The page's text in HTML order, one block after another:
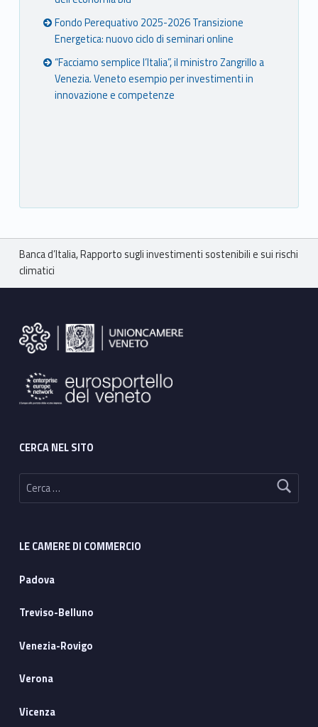
Fondo Perequativo 2025-2026 Transizione
Energetica: nuovo ciclo di seminari online
“Facciamo semplice l’Italia”, il ministro Zangrillo a
Venezia. Veneto esempio per investimenti in
innovazione e competenze
Breadcrumbs navigation
Banca d’Italia, Rapporto sugli investimenti sostenibili e sui rischi
climatici
CERCA NEL SITO
Ricerca per:
LE CAMERE DI COMMERCIO
Padova
Treviso-Belluno
Venezia-Rovigo
Verona
Vicenza